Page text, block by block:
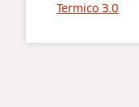
Termico 3.0